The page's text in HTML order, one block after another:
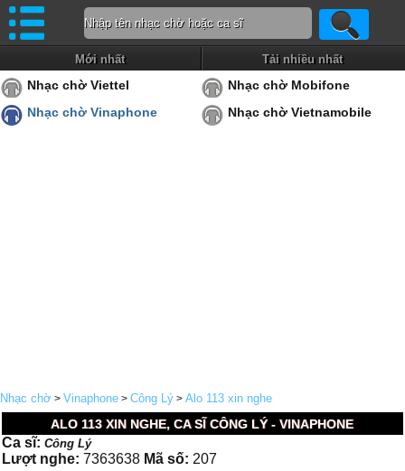
Mới nhất Tải nhiều nhất
Nhạc chờ Viettel
Nhạc chờ Mobifone
Nhạc chờ Vinaphone
Nhạc chờ Vietnamobile
Nhạc chờ > Vinaphone > Công Lý > Alo 113 xin nghe
ALO 113 XIN NGHE, CA SĨ CÔNG LÝ - VINAPHONE
Ca sĩ:Công Lý
Lượt nghe: 7363638 Mã số: 207